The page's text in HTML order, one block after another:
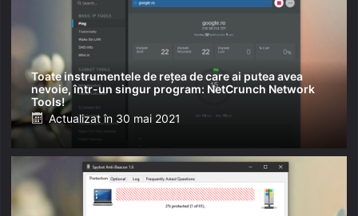
Toate instrumentele de rețea de care ai putea avea
nevoie, într-un singur program: NetCrunch Network
Tools!
Posted
on
Actualizat în 30 mai 2021